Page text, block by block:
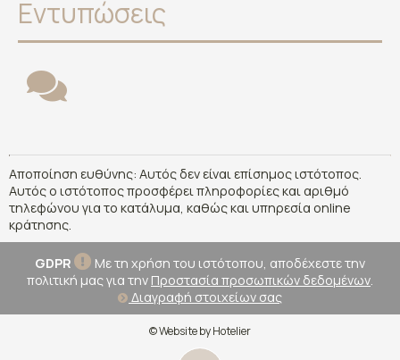
Εντυπώσεις
Αποποίηση ευθύνης: Αυτός δεν είναι επίσημος ιστότοπος.
Αυτός ο ιστότοπος προσφέρει πληροφορίες και αριθμό
τηλεφώνου για το κατάλυμα, καθώς και υπηρεσία online
κράτησης.
GDPR
Με τη χρήση του ιστότοπου, αποδέχεστε την
πολιτική μας για την Προστασία προσωπικών δεδομένων.
Διαγραφή στοιχείων σας
© Website by Hotelier